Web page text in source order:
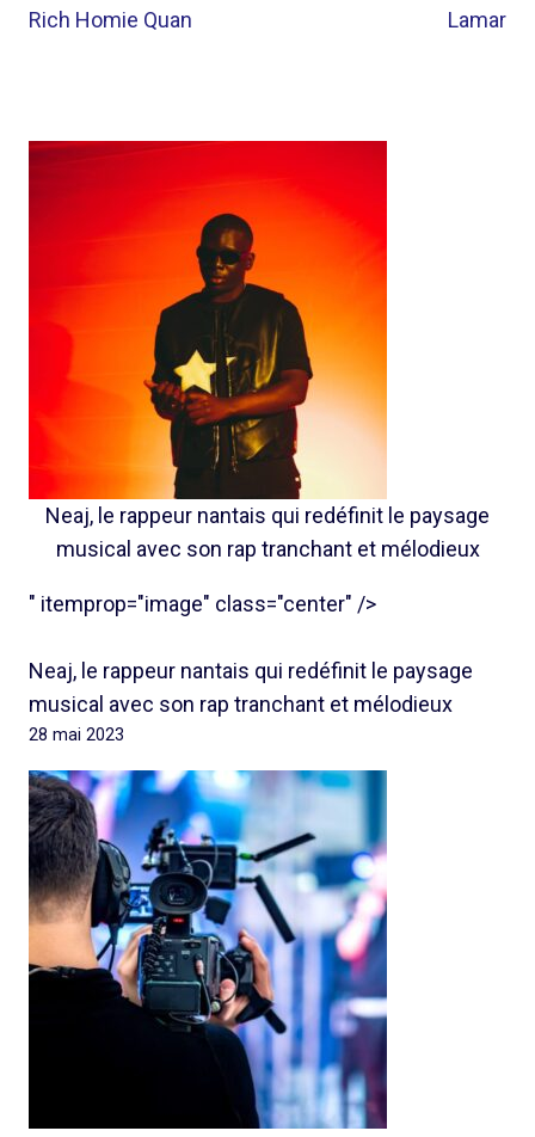
Rich Homie Quan
Lamar
Neaj, le rappeur nantais qui redéfinit le paysage
musical avec son rap tranchant et mélodieux
" itemprop="image" class="center" />
Neaj, le rappeur nantais qui redéfinit le paysage
musical avec son rap tranchant et mélodieux
28 mai 2023